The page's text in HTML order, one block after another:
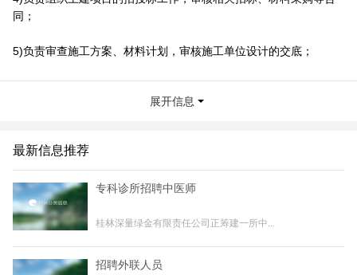
同；
5)负责审查施工方案、材料计划，审核施工单位设计的交底；
8)负责施工现场管理，监督、检查项目建设过程中的质量控制、环
安管理、时间进度等问题的落实，确保工程质量、安全、工期的实
现；
任职资格
展开信息
最新信息推荐
专科诊所招聘中医师
桂林深量绿金有限责任公司正筹建一所中...
招聘外联人员